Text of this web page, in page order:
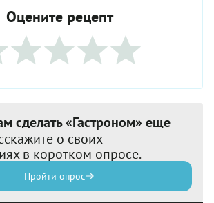
Оцените рецепт
сделать «Гастроном» еще
о своих
в коротком опросе.
Пройти опрос